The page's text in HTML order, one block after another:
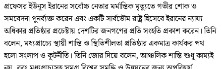
প্রফেসর ইউনূস ইরানের সর্বোচ্চ নেতার মর্মান্তিক মৃত্যুতে গভীর শোক ও
সমবেদনা পুনর্ব্যক্ত করেন এবং একটি সার্বভৌম রাষ্ট্র হিসেবে ইরানের ন্যায্য
অধিকার প্রতিষ্ঠার প্রচেষ্টায় দেশটির জনগণের প্রতি সংহতি প্রকাশ করেন। তিনি
বলেন, মধ্যপ্রাচ্যে স্থায়ী শান্তি ও স্থিতিশীলতা প্রতিষ্ঠার একমাত্র কার্যকর পথ
হলো সংলাপ ও কূটনীতি। তিনি জোর দিয়ে বলেন, আঞ্চলিক শান্তি শুধু কাম্যই